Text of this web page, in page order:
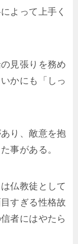
よって上手く
見張りを務め
かにも「しっ
り、敵意を抱
事がある。
仏教徒として
すぎる性格故
者にはやたら